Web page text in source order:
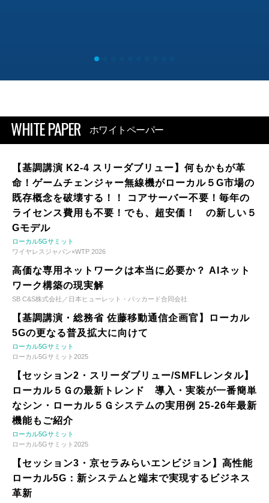
WHITE PAPER ホワイトペーパー
【基調講演 K2-4 スリーダブリュー】何もかもが革
命！ゲームチェンジャー無線機がローカル５G市場の
既存概念を破壊する！！ コアサーバー不要！毎年の
ライセンス費用も不要！でも、超安価！ の新しい５
Gモデル
ローカル5Gサミット
ワイヤレスジャパン×WTP 2026
高価な専用ネットワークは本当に必要か？ AIネット
ワーク構築の現実解
SB C&S株式会社／日本ヒューレット・パッカード合同会社
【基調講演・総務省 佐藤移動通信企画官】ローカル
5Gの更なる普及拡大に向けて
ローカル5Gサミット
ローカル5Gサミット2025
【セッション2・スリーダブリュー/SMFLレンタル】
ローカル５Ｇの最新トレンド 導入・実装が一番簡単
なシン・ローカル５Ｇシステムの実用例 25-26年最新
機能もご紹介
ローカル5Gサミット
ローカル5Gサミット2025
【セッション3・京セラみらいエンビジョン】高性能
ローカル5G：新システムと端末で実現するビジネス
革新